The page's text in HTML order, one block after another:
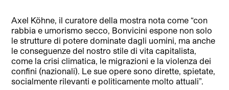
Axel Köhne, il curatore della mostra nota come “con
rabbia e umorismo secco, Bonvicini espone non solo
le strutture di potere dominate dagli uomini, ma anche
le conseguenze del nostro stile di vita capitalista,
come la crisi climatica, le migrazioni e la violenza dei
confini (nazionali). Le sue opere sono dirette, spietate,
socialmente rilevanti e politicamente molto attuali”.